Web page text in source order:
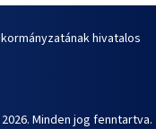
hivatalos
Minden jog fenntartva.